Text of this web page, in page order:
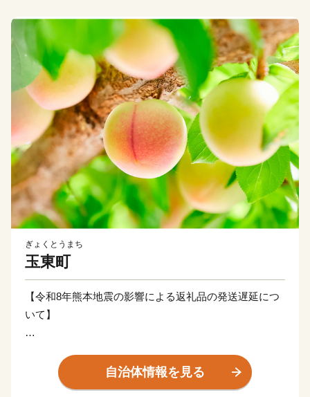
ぎょくとうまち
玉東町
【令和8年熊本地震の影響による返礼品の発送遅延につ
いて】​
震」の影響により、交通網の寸断や安全確認が必要とな
っているため、配送業者による集荷・配送が一時停止し
自治体情報を見る